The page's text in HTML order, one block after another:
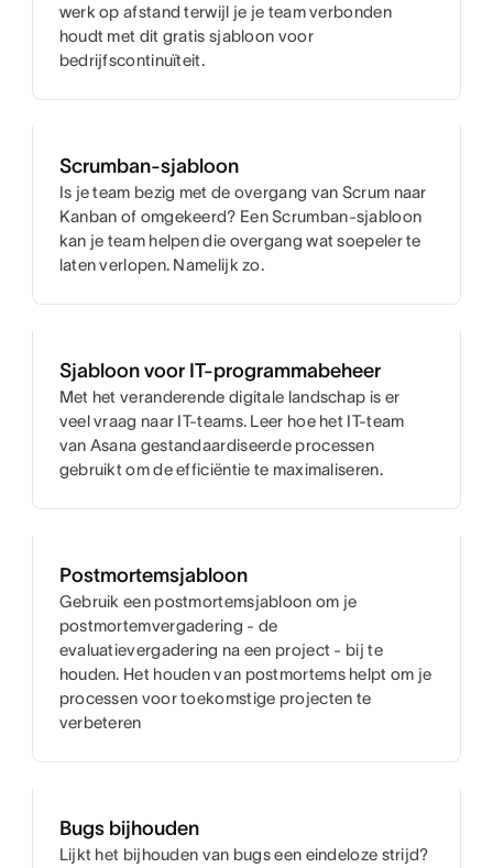
werk op afstand terwijl je je team verbonden
houdt met dit gratis sjabloon voor
bedrijfscontinuïteit.
Scrumban-sjabloon
Is je team bezig met de overgang van Scrum naar
Kanban of omgekeerd? Een Scrumban-sjabloon
kan je team helpen die overgang wat soepeler te
laten verlopen. Namelijk zo.
Sjabloon voor IT-programmabeheer
Met het veranderende digitale landschap is er
veel vraag naar IT-teams. Leer hoe het IT-team
van Asana gestandaardiseerde processen
gebruikt om de efficiëntie te maximaliseren.
Postmortemsjabloon
Gebruik een postmortemsjabloon om je
postmortemvergadering - de
evaluatievergadering na een project - bij te
houden. Het houden van postmortems helpt om je
processen voor toekomstige projecten te
verbeteren
Bugs bijhouden
Lijkt het bijhouden van bugs een eindeloze strijd?